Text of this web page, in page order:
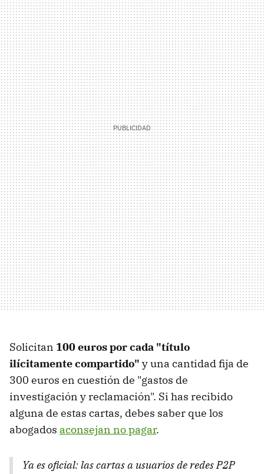
Solicitan 100 euros por cada "título
ilícitamente compartido" y una cantidad fija de
300 euros en cuestión de "gastos de
investigación y reclamación". Si has recibido
alguna de estas cartas, debes saber que los
abogados aconsejan no pagar.
Ya es oficial: las cartas a usuarios de redes P2P